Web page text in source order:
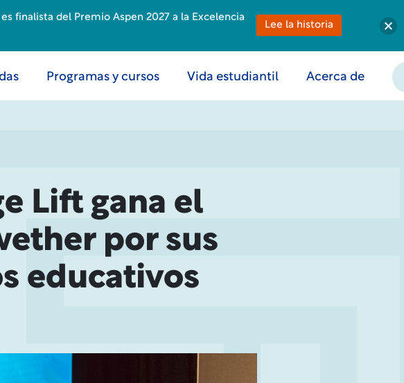
Programas y cursos Vida estudiantil Acerca de
Lift gana el
por sus
educativos
finalista del Premio Aspen 2027 a la Excelencia
Lee la historia